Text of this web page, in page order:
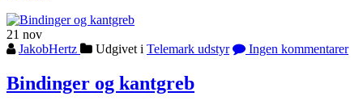
21 nov
JakobHertz
Udgivet i Telemark udstyr Ingen kommentarer
Bindinger og kantgreb